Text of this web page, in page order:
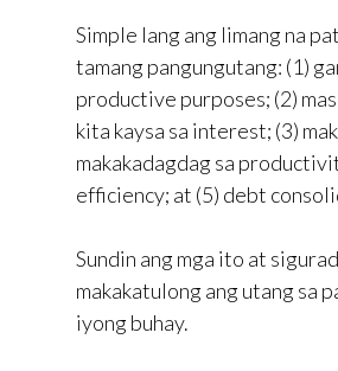
Simple lang ang limang na
tamang pangungutang: (1)
productive purposes; (2)
kita kaysa sa interest; (3)
makakadagdag sa
efficiency; at (5) debt
Sundin ang mga ito at
makakatulong ang utang sa
iyong buhay.